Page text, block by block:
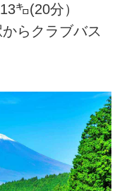
㌔(20分）
らクラブバス